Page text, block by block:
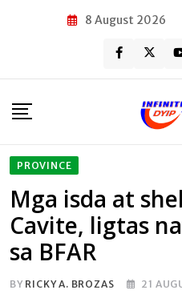
8 August 2026
PROVINCE
Mga isda at
Cavite, ligtas
sa BFAR
BY RICKY A. BROZAS 21